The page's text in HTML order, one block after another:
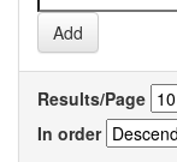
Results/Page
In order